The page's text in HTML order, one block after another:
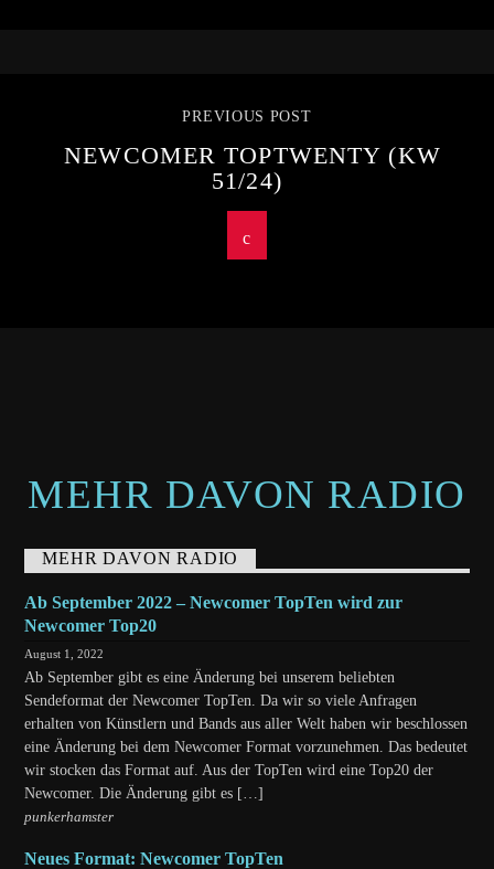
PREVIOUS POST
NEWCOMER TOPTWENTY (KW
51/24)
MEHR DAVON RADIO
MEHR DAVON RADIO
Ab September 2022 – Newcomer TopTen wird zur
Newcomer Top20
August 1, 2022
Ab September gibt es eine Änderung bei unserem beliebten
Sendeformat der Newcomer TopTen. Da wir so viele Anfragen
erhalten von Künstlern und Bands aus aller Welt haben wir beschlossen
eine Änderung bei dem Newcomer Format vorzunehmen. Das bedeutet
wir stocken das Format auf. Aus der TopTen wird eine Top20 der
Newcomer. Die Änderung gibt es […]
punkerhamster
Neues Format: Newcomer TopTen